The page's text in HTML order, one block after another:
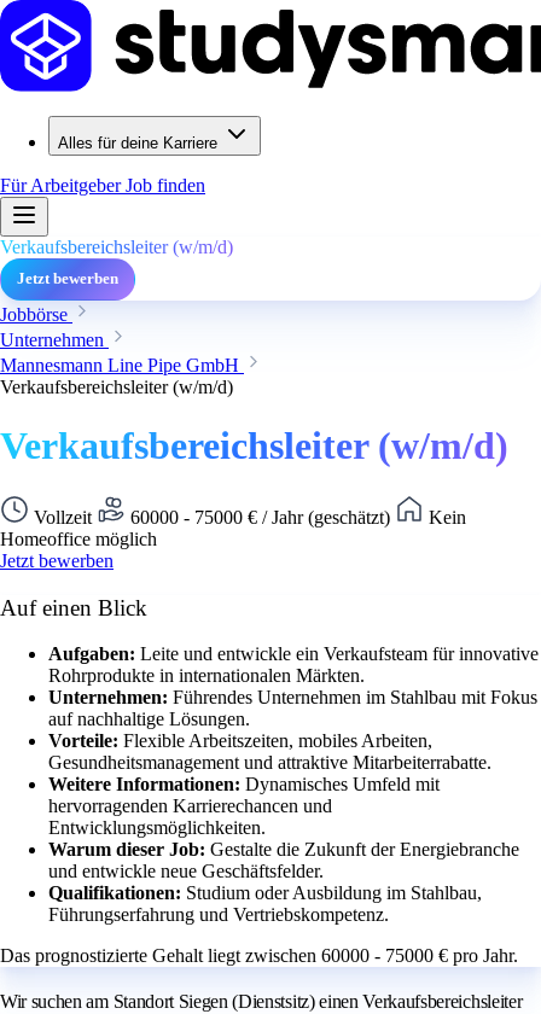
Alles für deine Karriere
Für ArbeitgeberJob finden
Verkaufsbereichsleiter (w/m/d)
Jetzt bewerben
Jobbörse
Unternehmen
Mannesmann Line Pipe GmbH
Verkaufsbereichsleiter (w/m/d)
Verkaufsbereichsleiter (w/m/d)
Vollzeit 60000 - 75000 € / Jahr (geschätzt)
Kein
Homeoffice möglich
Jetzt bewerben
Auf einen Blick
Aufgaben: Leite und entwickle ein Verkaufsteam für innovative
Rohrprodukte in internationalen Märkten.
Unternehmen: Führendes Unternehmen im Stahlbau mit Fokus
auf nachhaltige Lösungen.
Vorteile: Flexible Arbeitszeiten, mobiles Arbeiten,
Gesundheitsmanagement und attraktive Mitarbeiterrabatte.
Weitere Informationen: Dynamisches Umfeld mit
hervorragenden Karrierechancen und
Entwicklungsmöglichkeiten.
Warum dieser Job: Gestalte die Zukunft der Energiebranche
und entwickle neue Geschäftsfelder.
Qualifikationen: Studium oder Ausbildung im Stahlbau,
Führungserfahrung und Vertriebskompetenz.
Das prognostizierte Gehalt liegt zwischen 60000 - 75000 € pro Jahr.
Wir suchen am Standort Siegen (Dienstsitz) einen Verkaufsbereichsleiter